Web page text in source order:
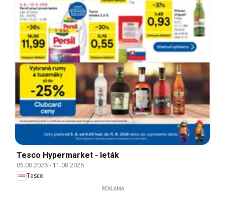
Tesco Hypermarket - leták
05.08.2026- 11.08.2026
Tesco
REKLAMA